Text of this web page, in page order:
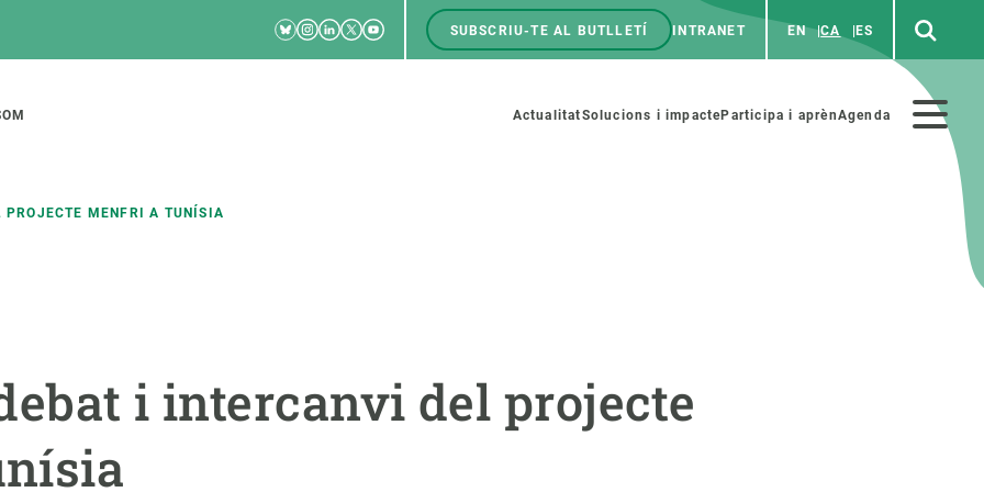
RRSS
Bluesky
Instagram
Linkedin
TwitterYoutube
Menú
SUBSCRIU-TE AL BUTLLETÍ INTRANET EN CA ES
Menú
ActualitatSolucions i impacteParticipa i aprènAgenda
PROJECTE MENFRI A TUNÍSIA
i intercanvi del projecte
ecosistemes
Solucions
Política i gestió
Oportunitats acadèmiques Fes ciència amb nosaltres
Materials educatius
Esdeveniments anteriors